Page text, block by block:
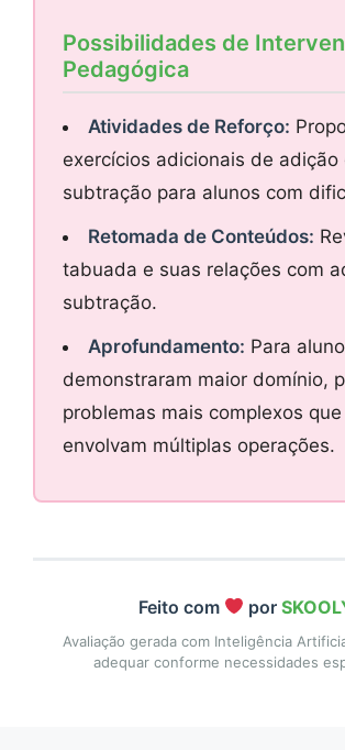
Possibilidades de
Pedagógica
Atividades de Reforço:
exercícios adicionais de adição
subtração para alunos com
Retomada de Conteúdos:
tabuada e suas relações com
subtração.
Aprofundamento: Para
demonstraram maior domínio,
problemas mais complexos que
envolvam múltiplas operações.
Feito com por
Avaliação gerada com Inteligência
adequar conforme necessidades